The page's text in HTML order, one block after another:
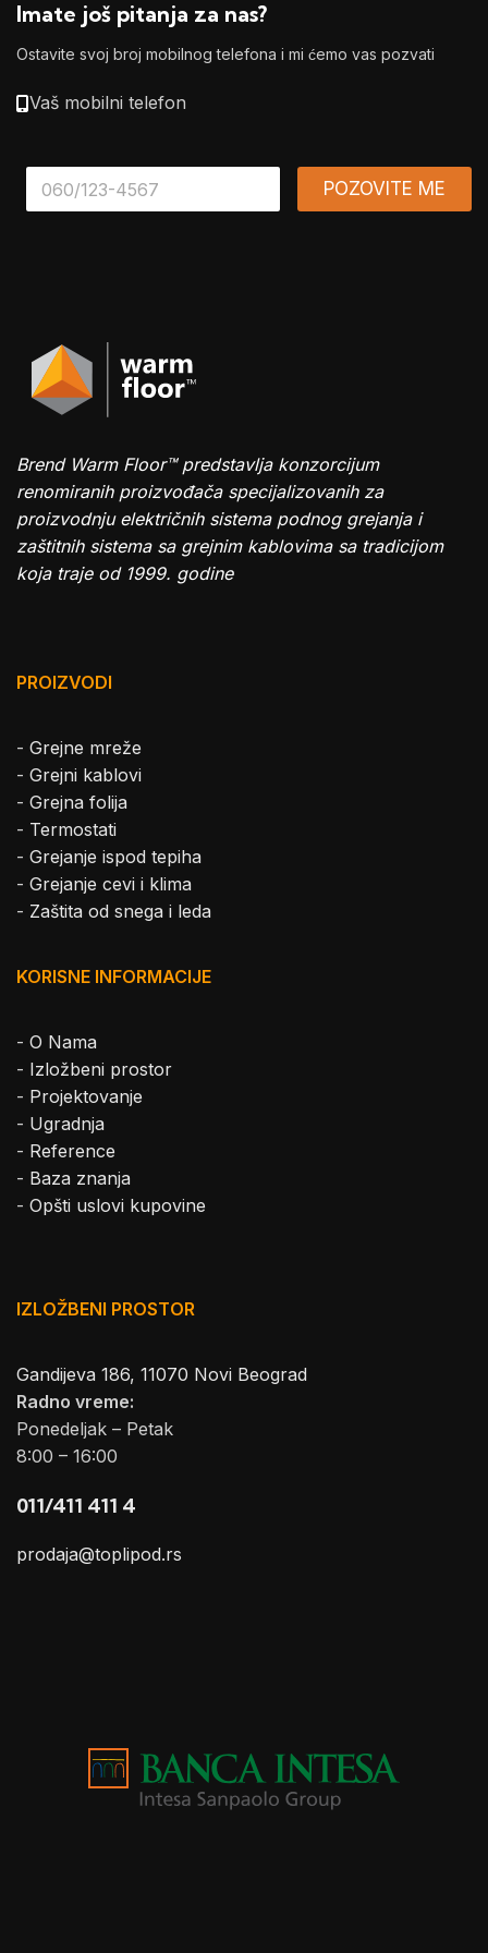
Imate još pitanja za nas?
Ostavite svoj broj mobilnog telefona i mi ćemo vas pozvati
Vaš mobilni telefon
*
POZOVITE ME
Brend Warm Floor™ predstavlja konzorcijum
renomiranih proizvođača specijalizovanih za
proizvodnju električnih sistema podnog grejanja i
zaštitnih sistema sa grejnim kablovima sa tradicijom
koja traje od 1999. godine
PROIZVODI
- Grejne mreže
- Grejni kablovi
- Grejna folija
- Termostati
- Grejanje ispod tepiha
- Grejanje cevi i klima
- Zaštita od snega i leda
KORISNE INFORMACIJE
- O Nama
- Izložbeni prostor
- Projektovanje
- Ugradnja
- Reference
- Baza znanja
- Opšti uslovi kupovine
IZLOŽBENI PROSTOR
Gandijeva 186, 11070 Novi Beograd
Radno vreme:
Ponedeljak – Petak
8:00 – 16:00
011/411 411 4
prodaja@toplipod.rs